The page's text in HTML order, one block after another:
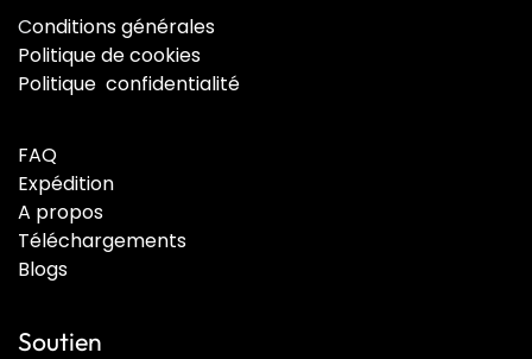
Conditions générales
Politique de cookies
Politique confidentialité
FAQ
Expédition
A propos
Téléchargements
Blogs
Soutien